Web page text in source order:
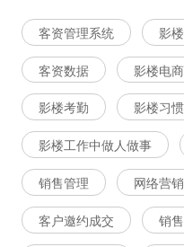
客资管理系统 影
客资数据 影楼电商
影楼考勤 影楼习惯
影楼工作中做人做事
销售管理 网络营
客户邀约成交 销